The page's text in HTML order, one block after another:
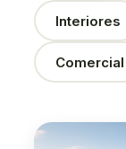
Interiores
Comercial